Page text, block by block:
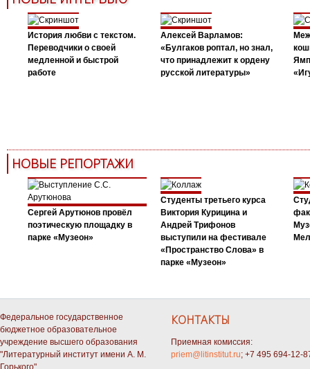
История любви с текстом.
Переводчики о своей
медленной и быстрой
работе
Алексей Варламов:
«Булгаков роптал, но знал,
что принадлежит к ордену
русской литературы»
НОВЫЕ РЕПОРТАЖИ
Сергей Арутюнов провёл
поэтическую площадку в
парке «Музеон»
Студенты третьего курса
Виктория Курицина и
Андрей Трифонов
выступили на фестивале
«Пространство Слова» в
парке «Музеон»
Федеральное государственное
бюджетное образовательное
учреждение высшего образования
"Литературный институт имени А. М.
КОНТАКТЫ
Приемная комиссия:
priem@litinstitut.ru; +7 495 694-12-